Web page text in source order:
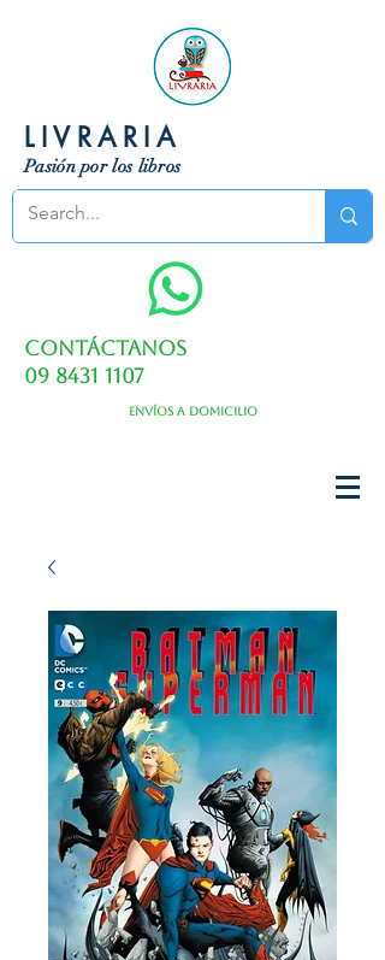
LIVRARIA
Pasión por los libros
Contáctanos
09 8431 1107
Envíos a domicilio